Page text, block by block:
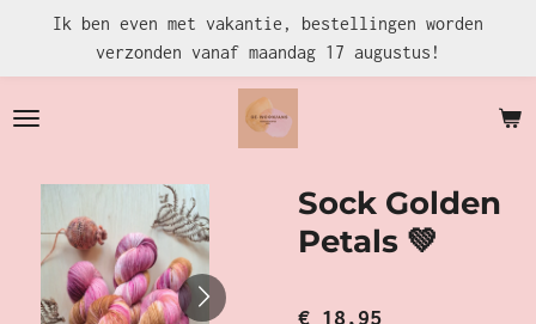
naar
de
Ik ben even met vakantie, bestellingen worden
verzonden vanaf maandag 17 augustus!
Sock Golden
Petals 💚
€ 18,95